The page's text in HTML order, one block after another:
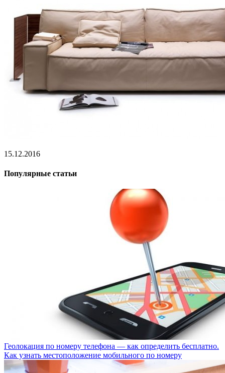
15.12.2016
Популярные статьи
Геолокация по номеру телефона — как определить бесплатно.
Как узнать местоположение мобильного по номеру